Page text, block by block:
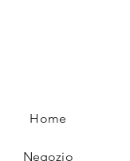
Home
Negozio